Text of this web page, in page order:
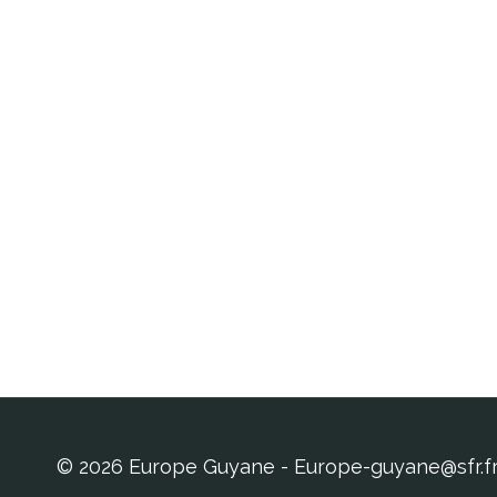
© 2026 Europe Guyane - Europe-